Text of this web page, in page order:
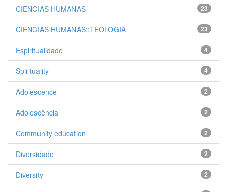
23
CIENCIAS HUMANAS
23
CIENCIAS HUMANAS::TEOLOGIA
4
Espiritualidade
4
Spirituality
2
Adolescence
2
Adolescência
2
Community education
2
Diversidade
2
Diversity